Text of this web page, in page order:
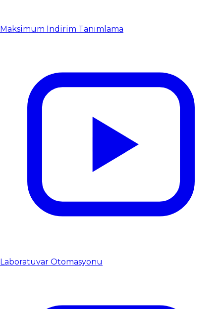
Maksimum İndirim Tanımlama
Laboratuvar Otomasyonu